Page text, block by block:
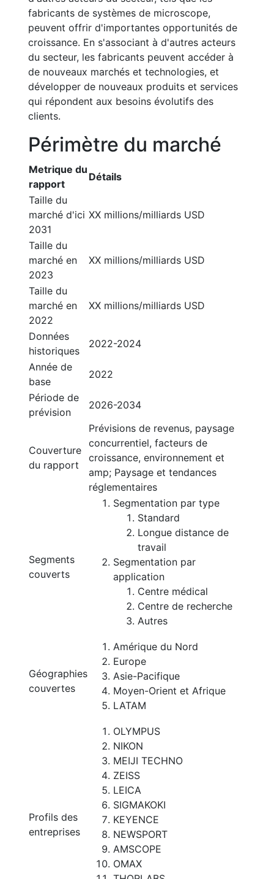
fabricants de systèmes de microscope,
peuvent offrir d'importantes opportunités de
croissance. En s'associant à d'autres acteurs
du secteur, les fabricants peuvent accéder à
de nouveaux marchés et technologies, et
développer de nouveaux produits et services
qui répondent aux besoins évolutifs des
clients.
Périmètre du marché
Metrique du
rapport
Détails
Taille du
marché d'ici
2031
XX millions/milliards USD
Taille du
marché en
2023
XX millions/milliards USD
Taille du
marché en
2022
XX millions/milliards USD
Données
historiques
2022-2024
Année de
base
2022
Période de
prévision
2026-2034
Couverture
du rapport
Prévisions de revenus, paysage
concurrentiel, facteurs de
croissance, environnement et
amp; Paysage et tendances
réglementaires
Segments
couverts
Segmentation par type
Standard
Longue distance de
travail
Segmentation par
application
Centre médical
Centre de recherche
Autres
Géographies
couvertes
Amérique du Nord
Europe
Asie-Pacifique
Moyen-Orient et Afrique
LATAM
Profils des
entreprises
OLYMPUS
NIKON
MEIJI TECHNO
ZEISS
LEICA
SIGMAKOKI
KEYENCE
NEWSPORT
AMSCOPE
OMAX